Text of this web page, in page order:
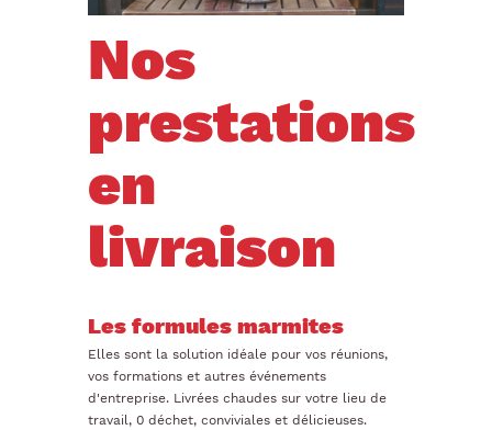
Nos
prestations
en
livraison
Les formules marmites
Elles sont la solution idéale pour vos réunions,
vos formations et autres événements
d'entreprise. Livrées chaudes sur votre lieu de
travail, 0 déchet, conviviales et délicieuses.